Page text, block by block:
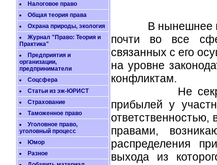
Налоговое право
Общая теория права
Охрана природы, экология
Журнал "Право: Теория и
Практика"
Предприятия и
организации,
предприниматели
Соцсфера
Статьи из эж-ЮРИСТ
Страхование
Таможенное право
Уголовное право,
уголовный процесс
Юмор
Разное
В нынешнее
почти во все
связанных с его
на уровне
конфликтам.
Не секрет,
прибылей у
правами,
распределения
выхода из